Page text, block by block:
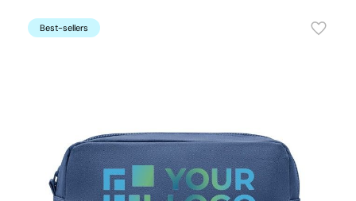
Best-sellers